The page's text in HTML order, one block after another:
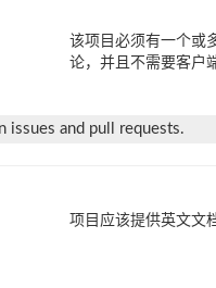
该项目必须有一个或
论，并且不需要客户
issues and pull requests.
项目应该提供英文文